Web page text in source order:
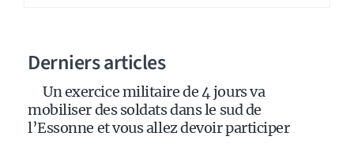
Derniers articles
Un exercice militaire de 4 jours va
mobiliser des soldats dans le sud de
l’Essonne et vous allez devoir participer